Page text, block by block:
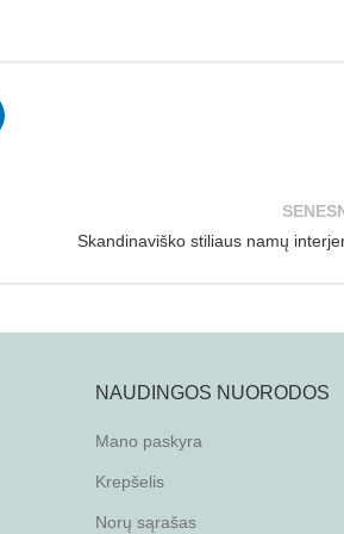
Skandinaviško stiliaus namų
NAUDINGOS NUORODOS
Mano paskyra
Krepšelis
Norų sąrašas